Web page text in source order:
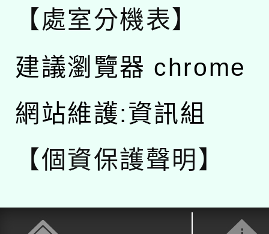
【處室分機表】
建議瀏覽器 chrome
網站維護:資訊組
【個資保護聲明】